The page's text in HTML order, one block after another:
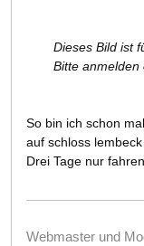
Dieses Bild ist
Bitte anmelden
So bin ich schon
auf schloss
Drei Tage nur
Webmaster und